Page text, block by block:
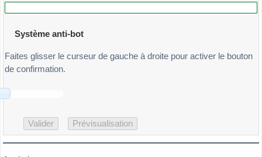
Système anti-bot
Faites glisser le curseur de gauche à droite pour activer le bouton
de confirmation.